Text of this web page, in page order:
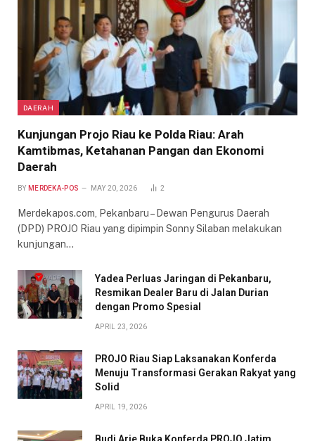
DAERAH
Kunjungan Projo Riau ke Polda Riau: Arah
Kamtibmas, Ketahanan Pangan dan Ekonomi
Daerah
BY MERDEKA-POS MAY 20, 2026 2
Merdekapos.com, Pekanbaru – Dewan Pengurus Daerah
(DPD) PROJO Riau yang dipimpin Sonny Silaban melakukan
kunjungan…
Yadea Perluas Jaringan di Pekanbaru,
Resmikan Dealer Baru di Jalan Durian
dengan Promo Spesial
APRIL 23, 2026
PROJO Riau Siap Laksanakan Konferda
Menuju Transformasi Gerakan Rakyat yang
Solid
APRIL 19, 2026